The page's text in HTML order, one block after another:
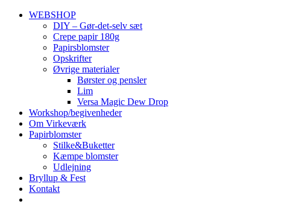
Skip
WEBSHOP
DIY – Gør-det-selv sæt
Crepe papir 180g
Papirsblomster
Opskrifter
Øvrige materialer
Børster og pensler
Lim
Versa Magic Dew Drop
Workshop/begivenheder
Om Virkeværk
Papirblomster
Stilke&Buketter
Kæmpe blomster
Udlejning
Bryllup & Fest
Kontakt